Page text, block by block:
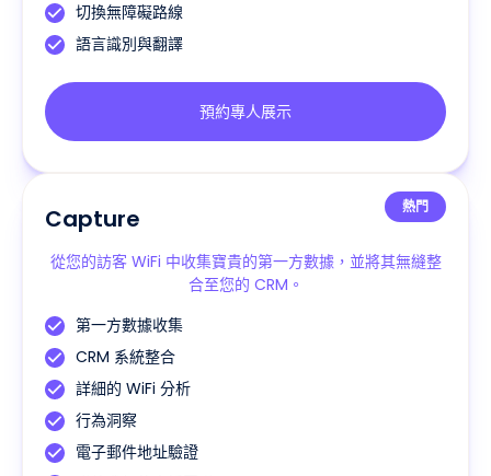
切換無障礙路線
語言識別與翻譯
預約專人展示
Capture 熱門
從您的訪客 WiFi 中收集寶貴的第一方數據，並將其無縫整
合至您的 CRM。
第一方數據收集
CRM 系統整合
詳細的 WiFi 分析
行為洞察
電子郵件地址驗證